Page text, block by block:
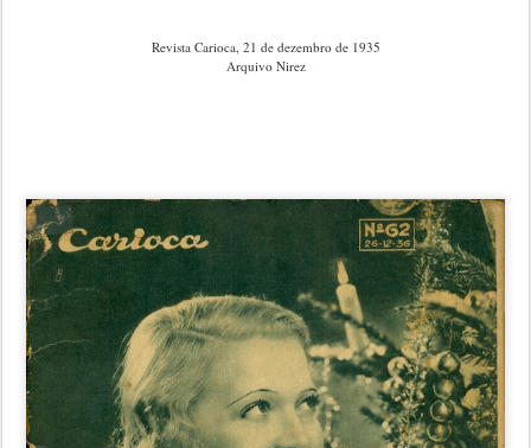
Revista Carioca, 21 de dezembro de 1935
Arquivo Nirez